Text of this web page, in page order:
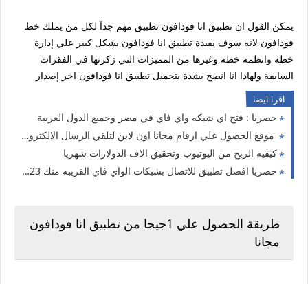
يمكن القول ان تطبيق انا فودافون تطبيق مهم جدآ لكل من يملك خط
فودافون لانه سوف يفيدة تطبيق انا فودافون بشكل كبير علي إدارة
خطة وانظمة خطة وغيرها من المميزات التي زكرتها في الفقرات
السابقة ولهاذا انا انصح بشدة بتحميل تطبيق انا فودافون اخر إصدار
اقرا ايضا
حصريا : فتح اي شبكه واي فاي في مصر وجميع الدول العربية
موقع الحصول علي ارقام مجانا اون لاين لتلقي الرسال الالكترونيه وتساب وفيسبوك وغيرها من المواقع
كيفيه الربح من اليوتيوب وتحقيق الاف الدولارات شهريا
حصريا افضل تطبيق للاتصال بشبكات الواي فاي القريبه منك 2023
طريقة الحصول علي 1جيجا من تطبيق انا فودافون
مجانا